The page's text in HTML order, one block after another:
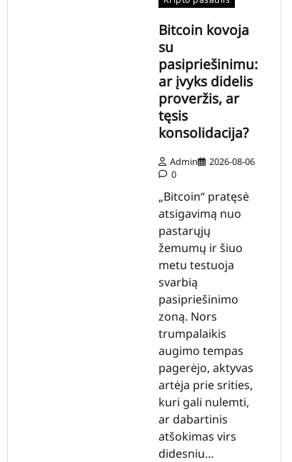
Bitcoin kovoja
su
pasipriešinimu:
ar įvyks didelis
proveržis, ar
tęsis
konsolidacija?
Admin
2026-08-06
0
„Bitcoin“ pratęsė
atsigavimą nuo
pastarųjų
žemumų ir šiuo
metu testuoja
svarbią
pasipriešinimo
zoną. Nors
trumpalaikis
augimo tempas
pagerėjo, aktyvas
artėja prie srities,
kuri gali nulemti,
ar dabartinis
atšokimas virs
didesniu…